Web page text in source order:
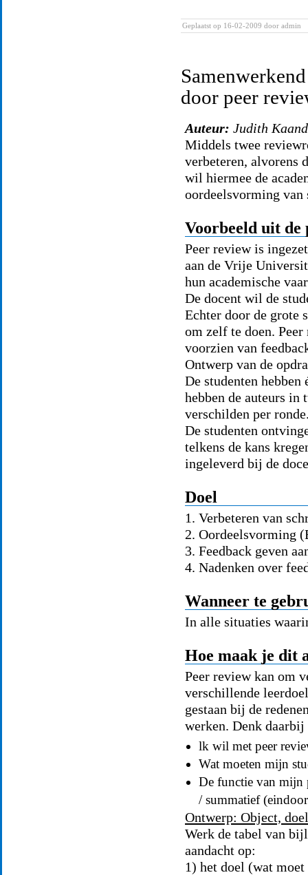
Geplaatst op 16-02-2009 door admin
door peer
Auteur: Judith
Middels twee
verbeteren, alvorens
wil hiermee de
oordeelsvorming van
Voorbeeld uit
Peer review is
aan de Vrije
hun academische
De docent wil de
Echter door de grote
om zelf te doen.
voorzien van
Ontwerp van de
De studenten hebben
hebben de auteurs in
verschilden per
De studenten
telkens de kans
ingeleverd bij de
Doel
1. Verbeteren van
2. Oordeelsvorming
3. Feedback geven
4. Nadenken over
Wanneer te
In alle situaties
Hoe maak je dit
Peer review kan om
verschillende
gestaan bij de
werken. Denk daarbij
lk wil met peer
Wat moeten mijn
De functie van mijn
/ summatief
Ontwerp: Object,
Werk de tabel van
aandacht op:
1) het doel (wat